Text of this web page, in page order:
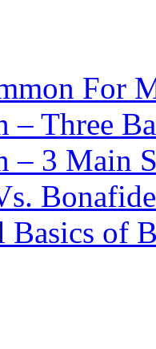
For
– Three
– 3 Main
Basics of